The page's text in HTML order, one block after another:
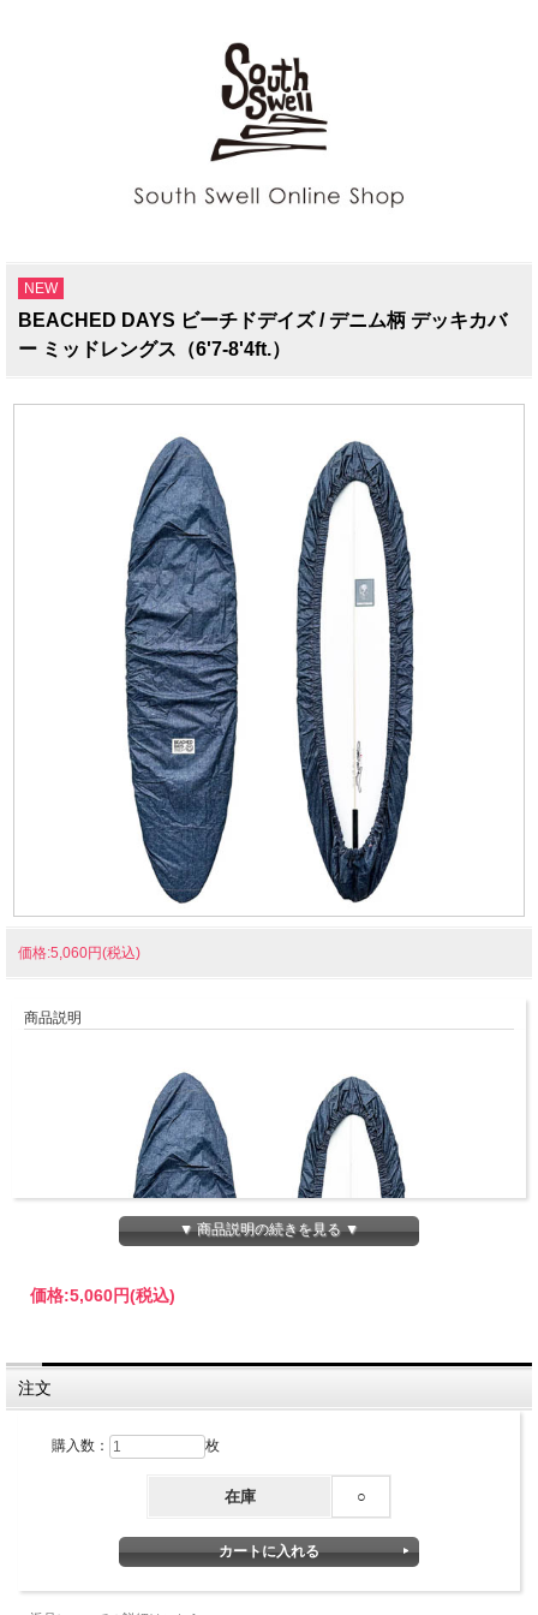
NEW
BEACHED DAYS ビーチドデイズ / デニム柄 デッキカバ
ー ミッドレングス（6'7-8'4ft.）
価格:5,060円(税込)
商品説明
バー ミッドレングス（6'7-8'4ft.）
▼ 商品説明の続きを見る ▼
価格:5,060円(税込)
注文
購入数： 枚
在庫 ○